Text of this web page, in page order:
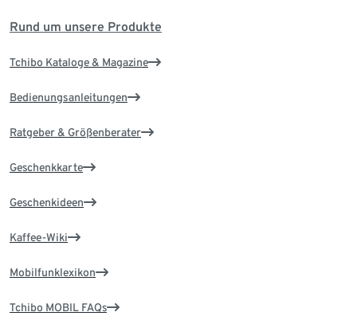
Rund um unsere Produkte
Tchibo Kataloge & Magazine
Bedienungsanleitungen
Ratgeber & Größenberater
Geschenkkarte
Geschenkideen
Kaffee-Wiki
Mobilfunklexikon
Tchibo MOBIL FAQs